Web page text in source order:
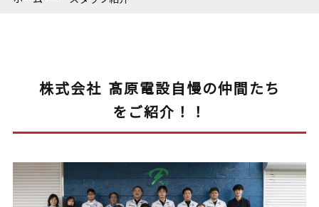
株式会社 髙原電設自慢の仲間たち
をご紹介！！